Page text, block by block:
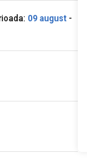
09 august-